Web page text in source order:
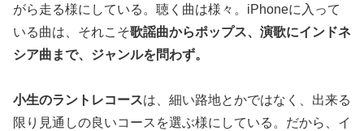
がら走る様にしている。聴く曲は様々。iPhoneに入って
いる曲は、それこそ歌謡曲からポップス、演歌にインドネ
シア曲まで、ジャンルを問わず。
小生のラントレコースは、細い路地とかではなく、出来る
限り見通しの良いコースを選ぶ様にしている。だから、イ